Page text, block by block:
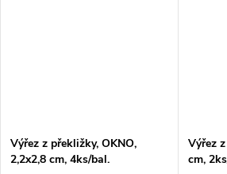
Výřez z překližky, OKNO,
2,2x2,8 cm, 4ks/bal.
Výřez
cm,